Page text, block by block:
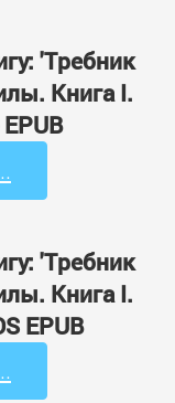
'Требник
Книга I.
'Требник
Книга I.
EPUB